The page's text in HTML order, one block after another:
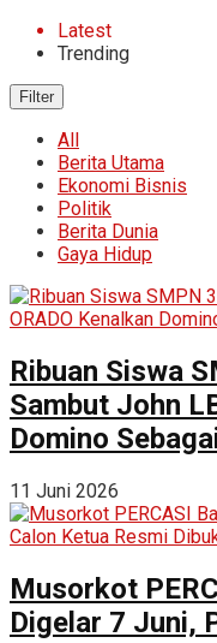
Latest
Trending
Filter
All
Berita Utama
Ekonomi Bisnis
Politik
Berita Dunia
Gaya Hidup
Ribuan Siswa
Sambut John
Domino
11 Juni 2026
Musorkot
Digelar 7 Juni,